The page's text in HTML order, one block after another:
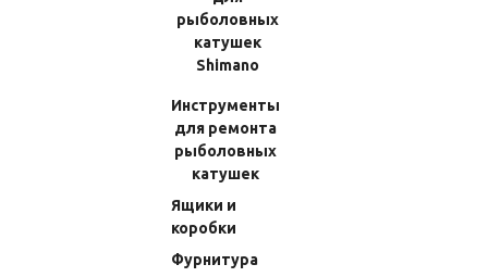
Катушки мультипликаторные (бейткастинговые)
Катушки безынерционные
Средства для ухода за рыболовными катушками
Инструмент и запчасти для ремонта лодочных моторов
Инструмент и оборудование для автомобилей
рыболовных
катушек
Shimano
Инструменты
для ремонта
рыболовных
катушек
Ящики и
коробки
Фурнитура